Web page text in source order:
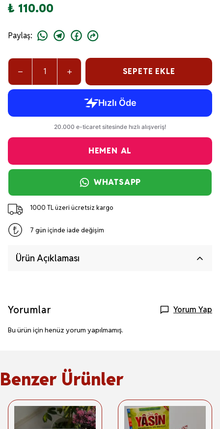
₺ 110.00
Paylaş:
SEPETE EKLE
HEMEN AL
WHATSAPP
1000 TL üzeri ücretsiz kargo
7 gün içinde iade değişim
Ürün Açıklaması
Yorumlar Yorum Yap
Bu ürün için henüz yorum yapılmamış.
Benzer Ürünler